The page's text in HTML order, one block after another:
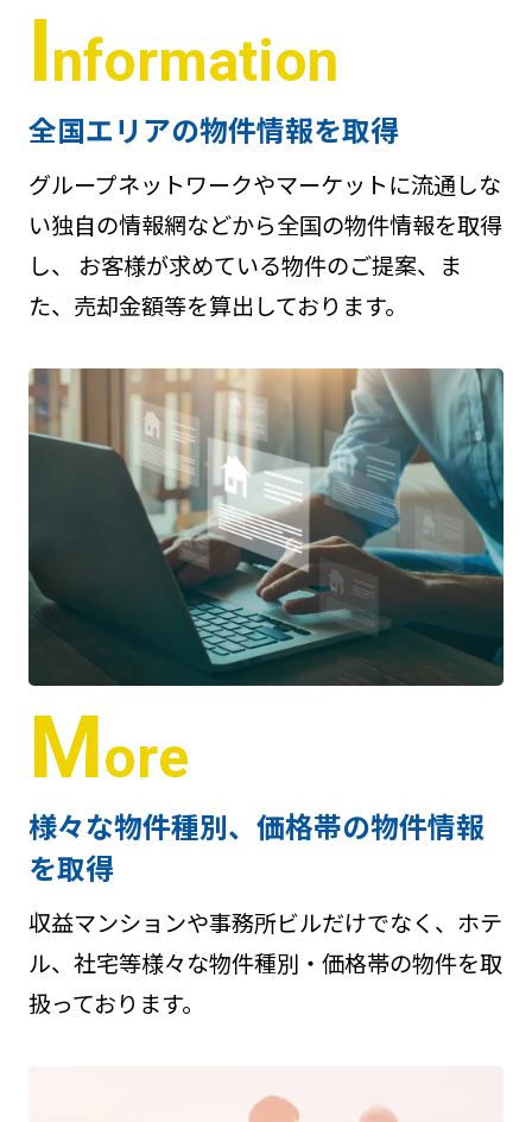
Information
全国エリアの物件情報を取得
グループネットワークやマーケットに流通しな
い独自の情報網などから全国の物件情報を取得
し、 お客様が求めている物件のご提案、ま
た、売却金額等を算出しております。
More
様々な物件種別、価格帯の物件情報
を取得
収益マンションや事務所ビルだけでなく、ホテ
ル、社宅等様々な物件種別・価格帯の物件を取
扱っております。